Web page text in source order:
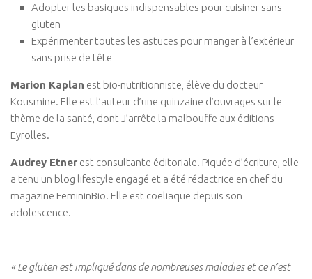
Thematiques
Culture & Société
Ecologie corporelle
Arts Martiaux
Santé & Bien-être
NEWS
Save the date
BOUTIQUE
Adopter les basiques indispensables pour cuisiner sans
gluten
Expérimenter toutes les astuces pour manger à l’extérieur
sans prise de tête
Marion Kaplan est bio-nutritionniste, élève du docteur
Kousmine. Elle est l’auteur d’une quinzaine d’ouvrages sur le
thème de la santé, dont J’arrête la malbouffe aux éditions
Eyrolles.
Audrey Etner est consultante éditoriale. Piquée d’écriture, elle
a tenu un blog lifestyle engagé et a été rédactrice en chef du
magazine FemininBio. Elle est coeliaque depuis son
adolescence.
« Le gluten est impliqué dans de nombreuses maladies et ce n’est